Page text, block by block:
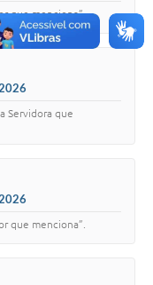
que menciona”.
Servidora que
que menciona”.